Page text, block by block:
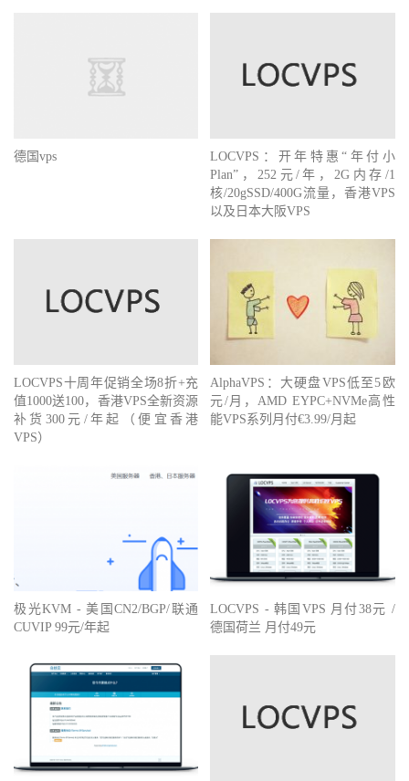
德国vps
LOCVPS：开年特惠“年付小
Plan”，252元/年，2G内存/1
核/20gSSD/400G流量，香港VPS
以及日本大阪VPS
LOCVPS十周年促销全场8折+充
值1000送100，香港VPS全新资源
补货300元/年起（便宜香港
VPS）
AlphaVPS：大硬盘VPS低至5欧
元/月，AMD EYPC+NVMe高性
能VPS系列月付€3.99/月起
极光KVM - 美国CN2/BGP/联通
CUVIP 99元/年起
LOCVPS - 韩国VPS 月付38元 /
德国荷兰 月付49元